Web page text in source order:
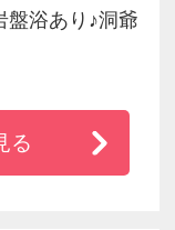
浴あり♪洞爺
季の移ろい
るパノラマ
る